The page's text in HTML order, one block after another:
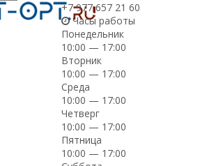
+7 977 657 21 60
Часы работы
Понедельник
10:00 — 17:00
Вторник
10:00 — 17:00
Среда
10:00 — 17:00
Четверг
10:00 — 17:00
Пятница
10:00 — 17:00